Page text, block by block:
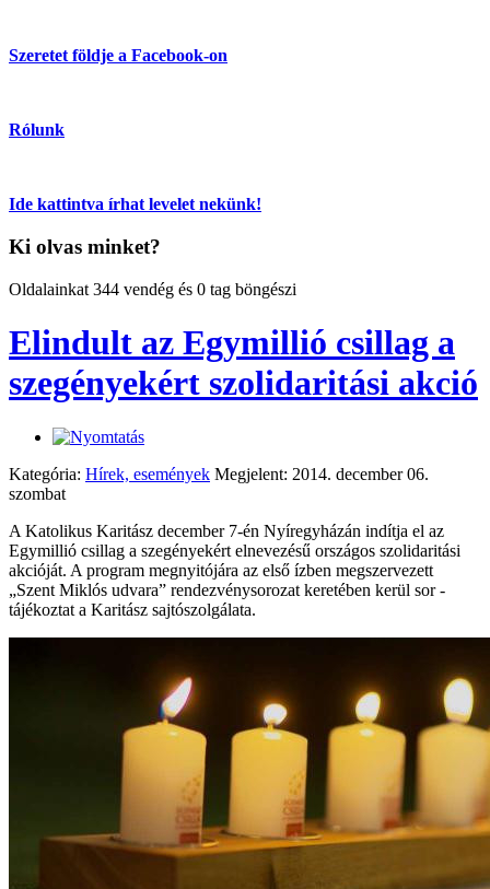
Szeretet földje a Facebook-on
Rólunk
Ide kattintva írhat levelet nekünk!
Ki olvas minket?
Oldalainkat 344 vendég és 0 tag böngészi
Elindult az Egymillió csillag a
szegényekért szolidaritási akció
Kategória: Hírek, események Megjelent: 2014. december 06.
szombat
A Katolikus Karitász december 7-én Nyíregyházán indítja el az
Egymillió csillag a szegényekért elnevezésű országos szolidaritási
akcióját. A program megnyitójára az első ízben megszervezett
„Szent Miklós udvara” rendezvénysorozat keretében kerül sor -
tájékoztat a Karitász sajtószolgálata.